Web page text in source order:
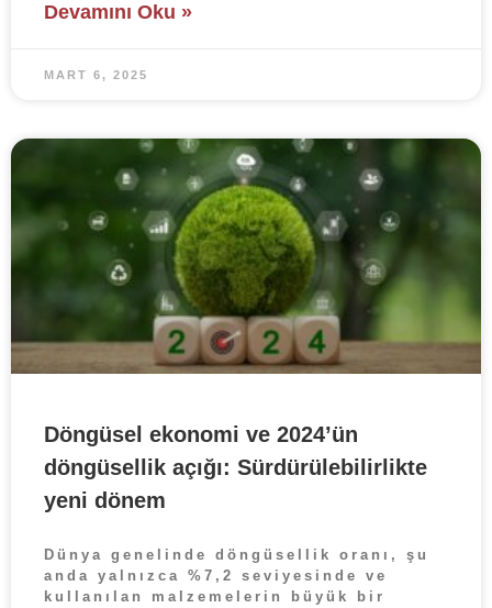
Devamını Oku »
MART 6, 2025
Döngüsel ekonomi ve 2024’ün
döngüsellik açığı: Sürdürülebilirlikte
yeni dönem
Dünya genelinde döngüsellik oranı, şu
anda yalnızca %7,2 seviyesinde ve
kullanılan malzemelerin büyük bir